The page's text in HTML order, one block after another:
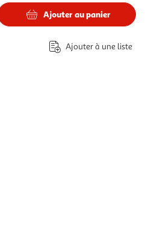
Ajouter au panier
Ajouter à une liste